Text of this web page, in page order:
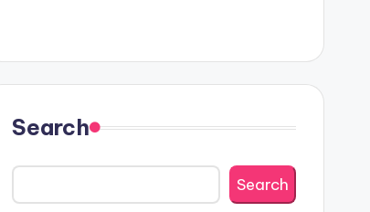
Search
Search